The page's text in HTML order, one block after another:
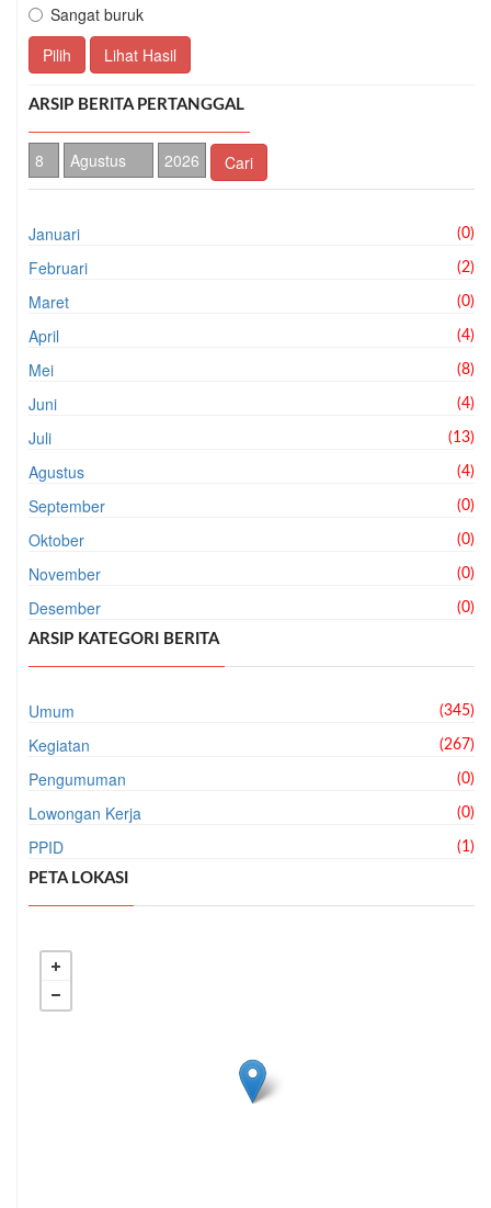
Sangat buruk
Pilih
Lihat Hasil
ARSIP BERITA PERTANGGAL
Cari
Januari (0)
Februari (2)
Maret (0)
April (4)
Mei (8)
Juni (4)
Juli (13)
Agustus (4)
September (0)
Oktober (0)
November (0)
Desember (0)
ARSIP KATEGORI BERITA
Umum (345)
Kegiatan (267)
Pengumuman (0)
Lowongan Kerja (0)
PPID (1)
PETA LOKASI